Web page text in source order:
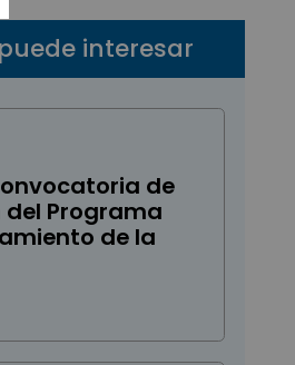
interesar
de
del Programa
de la